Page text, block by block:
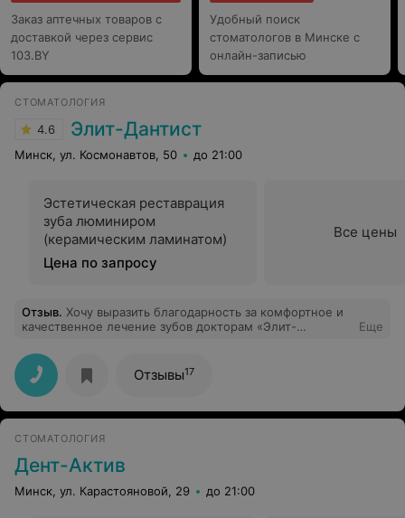
Заказ аптечных товаров с
доставкой через сервис
103.BY
Удобный поиск
стоматологов в Минске с
онлайн-записью
СТОМАТОЛОГИЯ
4.6 Элит-Дантист
Минск, ул. Космонавтов, 50 до 21:00
Эстетическая реставрация
зуба люминиром
(керамическим ламинатом)
Цена по запросу
Все цены
Отзыв. Хочу выразить благодарность за комфортное и
качественное лечение зубов докторам «Элит-
консультацию по протезированию. Меня осмотрели
сразу два доктора : Курпан Дмитрий Владимирович и
Шильниковский Мирослав Игоревич . Расписали план
лечения, объяснили куда двигаться. Понравилось , что
проблему решают и консультируют сразу несколько
имплантацию и протезирование. Спасибо ещё раз!
Еще
Отзывы17
СТОМАТОЛОГИЯ
Дент-Актив
Минск, ул. Карастояновой, 29 до 21:00